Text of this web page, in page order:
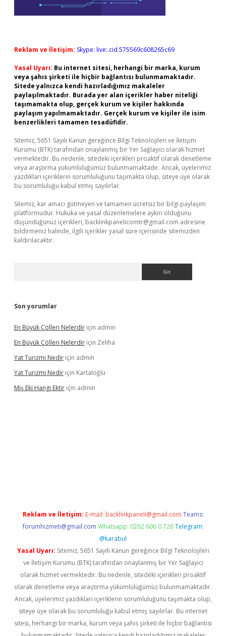
Reklam ve İletişim: Skype: live:.cid.575569c608265c69
Yasal Uyarı: Bu internet sitesi, herhangi bir marka, kurum
veya şahıs şirketi ile hiçbir bağlantısı bulunmamaktadır.
Sitede yalnızca kendi hazırladığımız makaleler
paylaşılmaktadır. Burada yer alan içerikler haber niteliği
taşımamakta olup, gerçek kurum ve kişiler hakkında
paylaşım yapılmamaktadır. Gerçek kurum ve kişiler ile isim
benzerlikleri tamamen tesadüfidir.
Sitemiz, 5651 Sayılı Kanun gereğince Bilgi Teknolojileri ve İletişim
Kurumu (BTK) tarafından onaylanmış bir Yer Sağlayıcı olarak hizmet
vermektedir. Bu nedenle, sitedeki içerikleri proaktif olarak denetleme
veya araştırma yükümlülüğümüz bulunmamaktadır. Ancak, üyelerimiz
yazdıkları içeriklerin sorumluluğunu taşımakta olup, siteye üye olarak
bu sorumluluğu kabul etmiş sayılırlar.
Sitemiz, kar amacı gütmeyen ve tamamen ücretsiz bir bilgi paylaşım
platformudur. Hukuka ve yasal düzenlemelere aykırı olduğunu
düşündüğünüz içerikleri, backlinkpanelicomtr@gmail.com adresine
bildirmeniz halinde, ilgili içerikler yasal süre içerisinde sitemizden
kaldırılacaktır.
Son yorumlar
En Büyük Çölleri Nelerdir için admin
En Büyük Çölleri Nelerdir için Zeliha
Yat Turizmi Nedir için admin
Yat Turizmi Nedir için Kartaloğlu
Miş Eki Hangi Ektir için admin
Reklam ve İletişim: E-mail: backlinkpaneli@gmail.com Teams:
forumhizmeti@gmail.com Whatsapp: 0262 606 0 726 Telegram:
@karabul
Yasal Uyarı: Sitemiz, 5651 Sayılı Kanun gereğince Bilgi Teknolojileri
ve İletişim Kurumu (BTK) tarafından onaylanmış bir Yer Sağlayıcı
olarak hizmet vermektedir. Bu nedenle, sitedeki içerikleri proaktif
olarak denetleme veya araştırma yükümlülüğümüz bulunmamaktadır.
Ancak, üyelerimiz yazdıkları içeriklerin sorumluluğunu taşımakta olup,
siteye üye olarak bu sorumluluğu kabul etmiş sayılırlar. Bu internet
sitesi, herhangi bir marka, kurum veya şahıs şirketi ile hiçbir bağlantısı